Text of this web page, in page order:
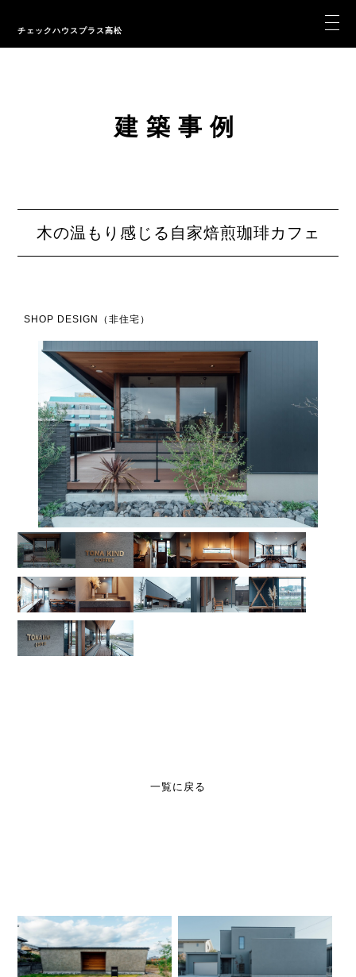
チェックハウスプラス高松
建築事例
木の温もり感じる自家焙煎珈琲カフェ
SHOP DESIGN（非住宅）
一覧に戻る